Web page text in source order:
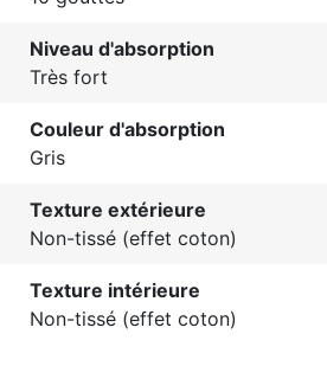
Niveau d'absorption
Très fort
Couleur d'absorption
Gris
Texture extérieure
Non-tissé (effet coton)
Texture intérieure
Non-tissé (effet coton)